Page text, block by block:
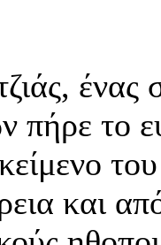
ένας
πήρε το
και